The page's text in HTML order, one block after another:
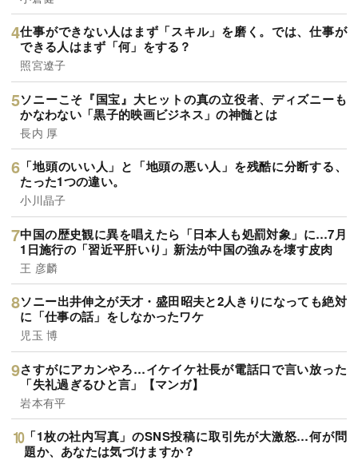
仕事ができない人はまず「スキル」を磨く。では、仕事が
できる人はまず「何」をする？
照宮遼子
ソニーこそ『国宝』大ヒットの真の立役者、ディズニーも
かなわない「黒子的映画ビジネス」の神髄とは
長内 厚
「地頭のいい人」と「地頭の悪い人」を残酷に分断する、
たった1つの違い。
小川晶子
中国の歴史観に異を唱えたら「日本人も処罰対象」に…7月
1日施行の「習近平肝いり」新法が中国の強みを壊す皮肉
王 彦麟
ソニー出井伸之が天才・盛田昭夫と2人きりになっても絶対
に「仕事の話」をしなかったワケ
児玉 博
さすがにアカンやろ…イケイケ社長が電話口で言い放った
「失礼過ぎるひと言」【マンガ】
岩本有平
「1枚の社内写真」のSNS投稿に取引先が大激怒…何が問
題か、あなたは気づけますか？